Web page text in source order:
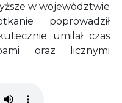
w województwie
poprowadził
umilał czas
oraz licznymi